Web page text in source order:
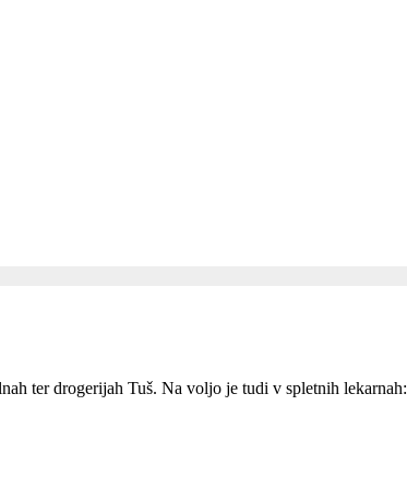
ter drogerijah Tuš. Na voljo je tudi v spletnih lekarnah: